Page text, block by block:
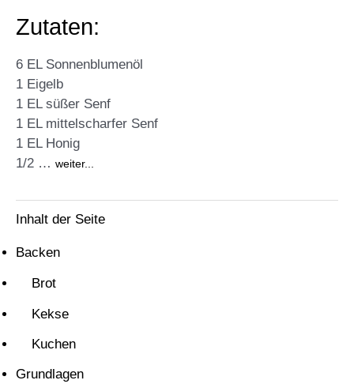
Zutaten:
6 EL Sonnenblumenöl
1 Eigelb
1 EL süßer Senf
1 EL mittelscharfer Senf
1 EL Honig
1/2 … weiter...
Inhalt der Seite
Backen
Brot
Kekse
Kuchen
Grundlagen